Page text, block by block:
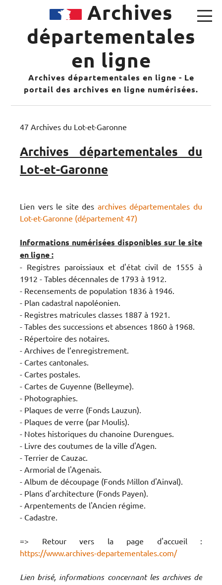
Archives
départementales
en ligne
Archives départementales en ligne - Le
portail des archives en ligne numérisées.
47 Archives du Lot-et-Garonne
Archives départementales du
Lot-et-Garonne
Lien vers le site des archives départementales du
Lot-et-Garonne (département 47)
Informations numérisées disponibles sur le site
en ligne :
- Registres paroissiaux et d'état civil de 1555 à
1912 - Tables décennales de 1793 à 1912.
- Recensements de population 1836 à 1946.
- Plan cadastral napoléonien.
- Registres matricules classes 1887 à 1921.
- Tables des successions et absences 1860 à 1968.
- Répertoire des notaires.
- Archives de l’enregistrement.
- Cartes cantonales.
- Cartes postales.
- Cartes de Guyenne (Belleyme).
- Photographies.
- Plaques de verre (Fonds Lauzun).
- Plaques de verre (par Moulis).
- Notes historiques du chanoine Durengues.
- Livre des coutumes de la ville d'Agen.
- Terrier de Cauzac.
- Armorial de l'Agenais.
- Album de découpage (Fonds Millon d'Ainval).
- Plans d'architecture (Fonds Payen).
- Arpentements de l'Ancien régime.
- Cadastre.
=> Retour vers la page d'accueil :
https://www.archives-departementales.com/
Lien brisé, informations concernant les archives de